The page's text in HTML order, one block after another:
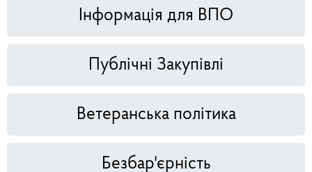
Інформація для ВПО
Публічні Закупівлі
Ветеранська політика
Безбар'єрність